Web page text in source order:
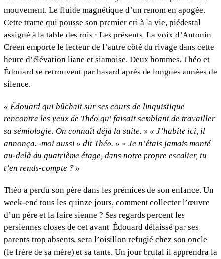
mouvement. Le fluide magnétique d’un renom en apogée.
Cette trame qui pousse son premier cri à la vie, piédestal
assigné à la table des rois : Les présents. La voix d’Antonin
Creen emporte le lecteur de l’autre côté du rivage dans cette
heure d’élévation liane et siamoise. Deux hommes, Théo et
Édouard se retrouvent par hasard après de longues années de
silence.
« Édouard qui bûchait sur ses cours de linguistique
rencontra les yeux de Théo qui faisait semblant de travailler
sa sémiologie. On connaît déjà la suite. » « J’habite ici, il
annonça. -moi aussi » dit Théo. » « Je n’étais jamais monté
au-delà du quatrième étage, dans notre propre escalier, tu
t’en rends-compte ? »
Théo a perdu son père dans les prémices de son enfance. Un
week-end tous les quinze jours, comment collecter l’œuvre
d’un père et la faire sienne ? Ses regards percent les
persiennes closes de cet avant. Édouard délaissé par ses
parents trop absents, sera l’oisillon refugié chez son oncle
(le frère de sa mère) et sa tante. Un jour brutal il apprendra la